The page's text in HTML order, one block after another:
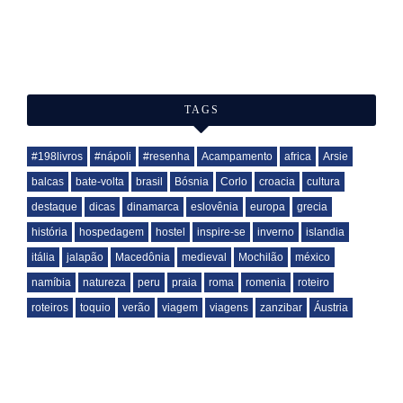
TAGS
#198livros #nápoli #resenha Acampamento africa
Arsie
balcas
bate-volta brasil Bósnia Corlo croacia
cultura
destaque
dicas dinamarca eslovênia europa
grecia
história
hospedagem hostel inspire-se inverno
islandia
itália
jalapão Macedônia medieval Mochilão
méxico
namíbia
natureza peru praia roma romenia
roteiro
roteiros
toquio verão viagem viagens zanzibar Áustria